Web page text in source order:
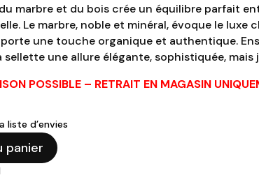
marbre et du bois crée un équilibre parfait
Le marbre, noble et minéral, évoque le luxe
une touche organique et authentique.
une allure élégante, sophistiquée, mais
POSSIBLE – RETRAIT EN MAGASIN
liste d’envies
panier